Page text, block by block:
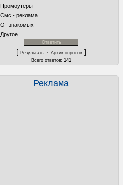
Промоутеры
Смс - реклама
От знакомых
Другое
[ Результаты· Архив опросов]
Всего ответов: 141
Реклама